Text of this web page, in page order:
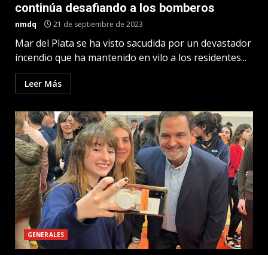
continúa desafiando a los bomberos
nmdq 21 de septiembre de 2023
Mar del Plata se ha visto sacudida por un devastador
incendio que ha mantenido en vilo a los residentes...
Leer Más
GENERALES